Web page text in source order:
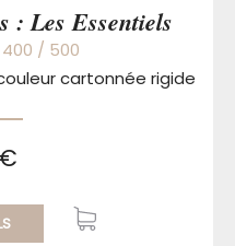
: Les Essentiels
/ 500
cartonnée rigide